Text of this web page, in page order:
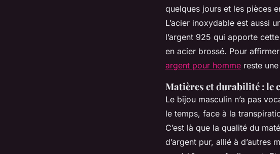
quelques jours et les pièces
L’acier inoxydable est aussi
l’argent 925 qui apporte
en acier brossé. Pour
argent pour homme reste
Matières et durabilité : le
Le bijou masculin n’a pas
le temps, face à la
C’est là que la qualité du
d’argent pur, allié à d’autres